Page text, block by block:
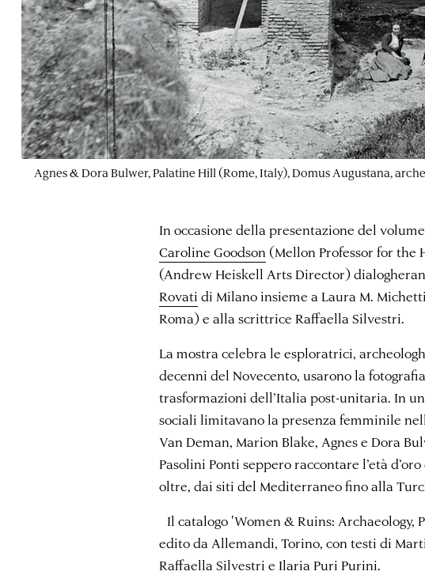
Agnes & Dora Bulwer, Palatine Hill (Rome, Italy), Domus Augustana,
In occasione della presentazione del volume
Caroline Goodson (Mellon Professor for the
(Andrew Heiskell Arts Director)
Rovati di Milano insieme a Laura M.
Roma) e alla scrittrice Raffaella Silvestri.
La mostra celebra le esploratrici,
decenni del Novecento, usarono la
trasformazioni dell’Italia post-unitaria. In
sociali limitavano la presenza femminile
Van Deman, Marion Blake, Agnes e Dora
Pasolini Ponti seppero raccontare l’età
oltre, dai siti del Mediterraneo fino alla
Il catalogo 'Women & Ruins: Archaeology,
edito da Allemandi, Torino, con testi di
Raffaella Silvestri e Ilaria Puri Purini.